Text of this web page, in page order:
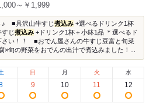
～￥1,999
♪ ■具沢山牛すじ煮込み +選べるドリンク1杯
じ煮込み +ドリンク1杯＋小鉢1品 ＊選べるド
さい！！ ■おでん屋さんの牛すじ豆富と旬菜
×旬の野菜をおでんの出汁で煮込みました！...
日
9
月
10
火
11
水
12